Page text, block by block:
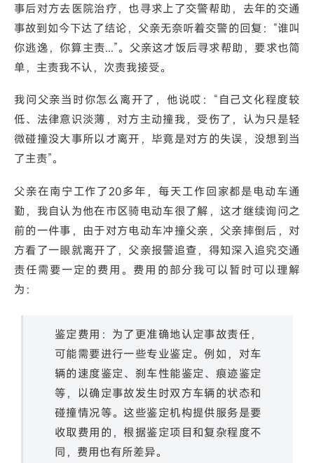
事后对方去医院治疗，也寻求上了交警帮助，去年的交通
事故到如今下达了结论，父亲无奈听着交警的回复：“谁叫
你逃逸，你算主责...”。父亲这才饭后寻求帮助，要求也简
单，主责我不认，次责我接受。
我问父亲当时你怎么离开了，他说哎：“自己文化程度较
低、法律意识淡薄，对方主动撞我，受伤了，认为只是轻
微碰撞没大事所以才离开，毕竟是对方的失误，没想到当
了主责”。
父亲在南宁工作了20多年，每天工作回家都是电动车通
勤，我自认为他在市区骑电动车很了解，这才继续询问之
前的一件事，由于对方电动车冲撞父亲，父亲摔倒后，对
方看了一眼就离开了，父亲报警追查，得知深入追究交通
责任需要一定的费用。费用的部分我可以暂时可以理解
为：
鉴定费用：为了更准确地认定事故责任，
可能需要进行一些专业鉴定。例如，对车
辆的速度鉴定、刹车性能鉴定、痕迹鉴定
等，以确定事故发生时双方车辆的状态和
碰撞情况等。这些鉴定机构提供服务是要
收取费用的，根据鉴定项目和复杂程度不
同，费用也有所差异。